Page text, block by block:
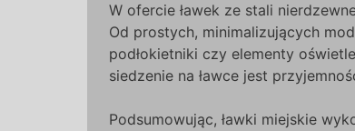
W ofercie ławek ze stali
Od prostych, minimalizujących
podłokietniki czy elementy
siedzenie na ławce jest
Podsumowując, ławki miejskie